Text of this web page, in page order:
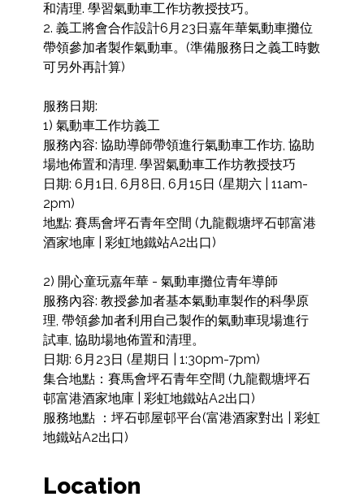
和清理. 學習氣動車工作坊教授技巧。
2. 義工將會合作設計6月23日嘉年華氣動車攤位
帶領參加者製作氣動車。(準備服務日之義工時數
可另外再計算)
服務日期:
1) 氣動車工作坊義工
服務內容: 協助導師帶領進行氣動車工作坊, 協助
場地佈置和清理. 學習氣動車工作坊教授技巧
日期: 6月1日, 6月8日, 6月15日 (星期六 | 11am-
2pm)
地點: 賽馬會坪石青年空間 (九龍觀塘坪石邨富港
酒家地庫 | 彩虹地鐵站A2出口)
2) 開心童玩嘉年華 - 氣動車攤位青年導師
服務內容: 教授參加者基本氣動車製作的科學原
理, 帶領參加者利用自己製作的氣動車現場進行
試車, 協助場地佈置和清理。
日期: 6月23日 (星期日 | 1:30pm-7pm)
集合地點：賽馬會坪石青年空間 (九龍觀塘坪石
邨富港酒家地庫 | 彩虹地鐵站A2出口)
服務地點 ：坪石邨屋邨平台(富港酒家對出 | 彩虹
Location